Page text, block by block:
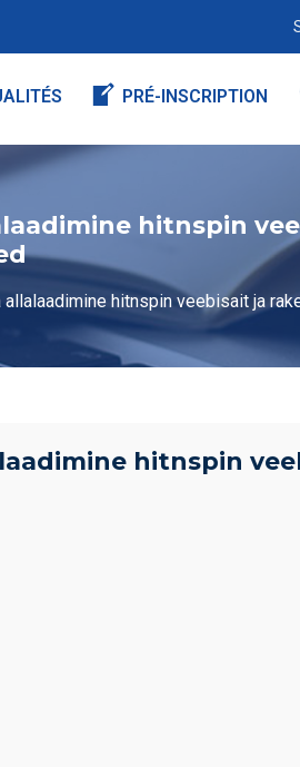
PRÉ-INSCRIPTION
hitnspin
hitnspin veebisait ja
hitnspin